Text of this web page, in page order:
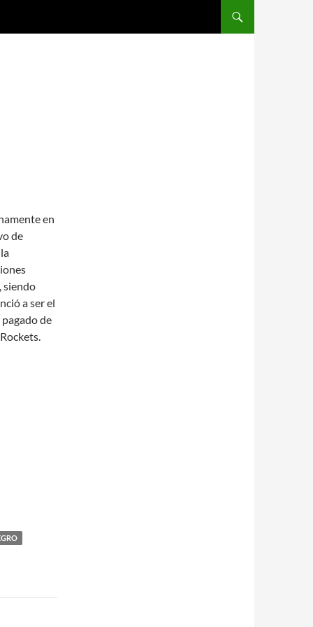
en
de
siendo
a ser el
de